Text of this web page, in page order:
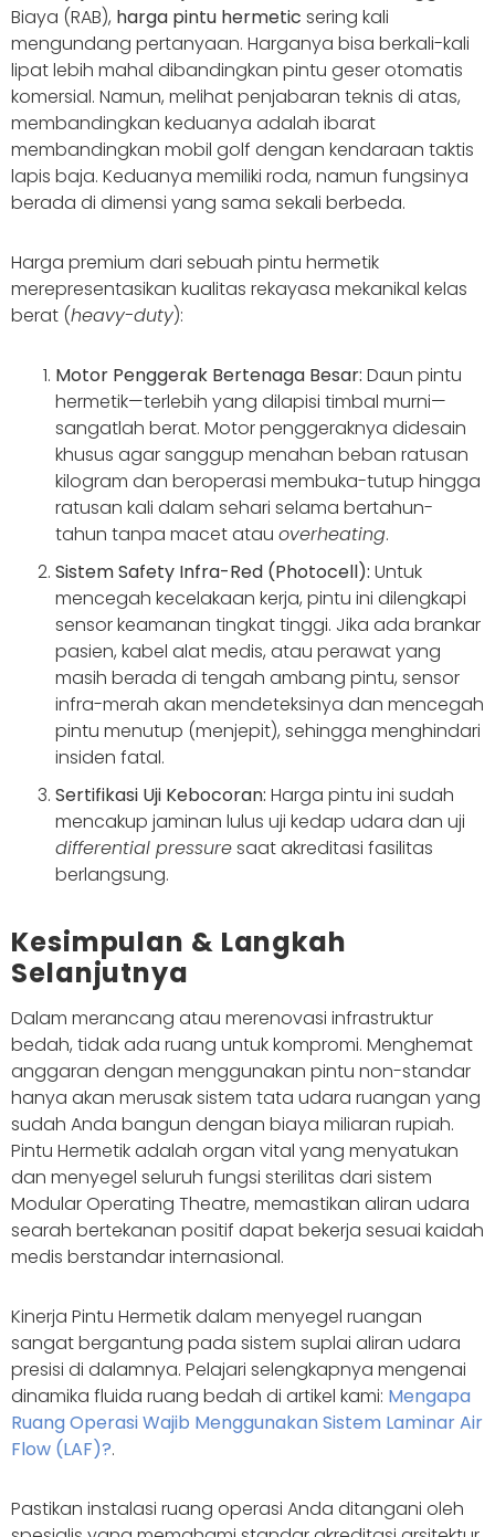
Biaya (RAB), harga pintu hermetic sering kali
mengundang pertanyaan. Harganya bisa berkali-kali
lipat lebih mahal dibandingkan pintu geser otomatis
komersial. Namun, melihat penjabaran teknis di atas,
membandingkan keduanya adalah ibarat
membandingkan mobil golf dengan kendaraan taktis
lapis baja. Keduanya memiliki roda, namun fungsinya
berada di dimensi yang sama sekali berbeda.
Harga premium dari sebuah pintu hermetik
merepresentasikan kualitas rekayasa mekanikal kelas
berat (heavy-duty):
Motor Penggerak Bertenaga Besar: Daun pintu
hermetik—terlebih yang dilapisi timbal murni—
sangatlah berat. Motor penggeraknya didesain
khusus agar sanggup menahan beban ratusan
kilogram dan beroperasi membuka-tutup hingga
ratusan kali dalam sehari selama bertahun-
tahun tanpa macet atau overheating.
Sistem Safety Infra-Red (Photocell): Untuk
mencegah kecelakaan kerja, pintu ini dilengkapi
sensor keamanan tingkat tinggi. Jika ada brankar
pasien, kabel alat medis, atau perawat yang
masih berada di tengah ambang pintu, sensor
infra-merah akan mendeteksinya dan mencegah
pintu menutup (menjepit), sehingga menghindari
insiden fatal.
Sertifikasi Uji Kebocoran: Harga pintu ini sudah
mencakup jaminan lulus uji kedap udara dan uji
differential pressuresaat akreditasi fasilitas
berlangsung.
Kesimpulan & Langkah
Selanjutnya
Dalam merancang atau merenovasi infrastruktur
bedah, tidak ada ruang untuk kompromi. Menghemat
anggaran dengan menggunakan pintu non-standar
hanya akan merusak sistem tata udara ruangan yang
sudah Anda bangun dengan biaya miliaran rupiah.
Pintu Hermetik adalah organ vital yang menyatukan
dan menyegel seluruh fungsi sterilitas dari sistem
Modular Operating Theatre, memastikan aliran udara
searah bertekanan positif dapat bekerja sesuai kaidah
medis berstandar internasional.
Kinerja Pintu Hermetik dalam menyegel ruangan
sangat bergantung pada sistem suplai aliran udara
presisi di dalamnya. Pelajari selengkapnya mengenai
dinamika fluida ruang bedah di artikel kami: Mengapa
Ruang Operasi Wajib Menggunakan Sistem Laminar Air
Flow (LAF)?.
Pastikan instalasi ruang operasi Anda ditangani oleh